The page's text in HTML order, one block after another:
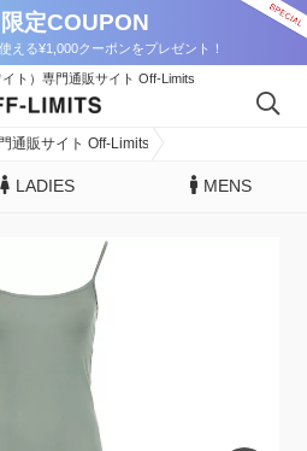
定COUPON
える¥1,000クーポンをプレゼント！
ト）専門通販サイト Off-Limits
通販サイト Off-Limits
LADIES MENS